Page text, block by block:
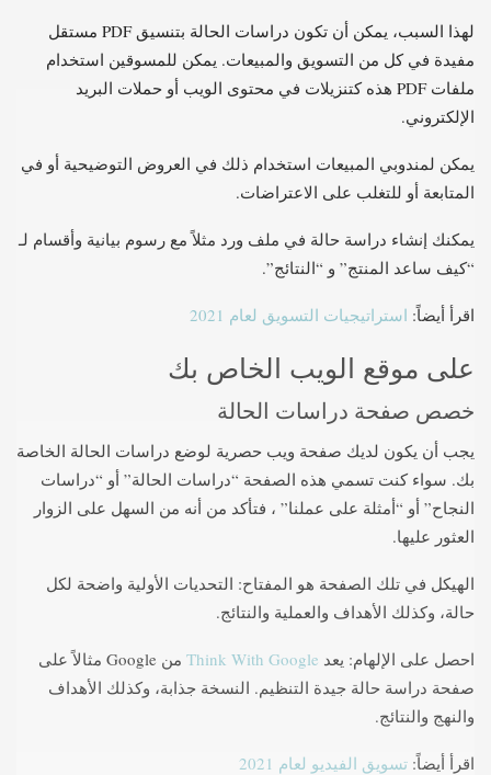
لهذا السبب، يمكن أن تكون دراسات الحالة بتنسيق PDF مستقل
مفيدة في كل من التسويق والمبيعات. يمكن للمسوقين استخدام
ملفات PDF هذه كتنزيلات في محتوى الويب أو حملات البريد
الإلكتروني.
يمكن لمندوبي المبيعات استخدام ذلك في العروض التوضيحية أو في
المتابعة أو للتغلب على الاعتراضات.
يمكنك إنشاء دراسة حالة في ملف ورد مثلاً مع رسوم بيانية وأقسام لـ
“كيف ساعد المنتج” و “النتائج”.
اقرأ أيضاً: استراتيجيات التسويق لعام 2021
على موقع الويب الخاص بك
خصص صفحة دراسات الحالة
يجب أن يكون لديك صفحة ويب حصرية لوضع دراسات الحالة الخاصة
بك. سواء كنت تسمي هذه الصفحة “دراسات الحالة” أو “دراسات
النجاح” أو “أمثلة على عملنا” ، فتأكد من أنه من السهل على الزوار
العثور عليها.
الهيكل في تلك الصفحة هو المفتاح: التحديات الأولية واضحة لكل
حالة، وكذلك الأهداف والعملية والنتائج.
احصل على الإلهام: يعد Think With Google
من Google مثالاً على
صفحة دراسة حالة جيدة التنظيم. النسخة جذابة، وكذلك الأهداف
والنهج والنتائج.
اقرأ أيضاً: تسويق الفيديو لعام 2021